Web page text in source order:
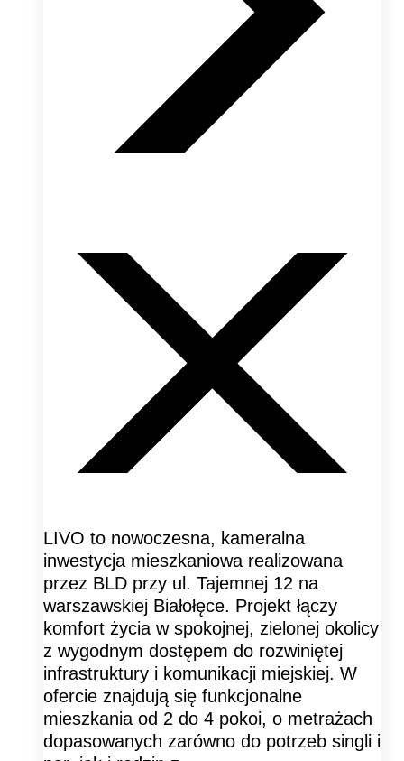
LIVO to nowoczesna, kameralna
inwestycja mieszkaniowa realizowana
przez BLD przy ul. Tajemnej 12 na
warszawskiej Białołęce. Projekt łączy
komfort życia w spokojnej, zielonej okolicy
z wygodnym dostępem do rozwiniętej
infrastruktury i komunikacji miejskiej. W
ofercie znajdują się funkcjonalne
mieszkania od 2 do 4 pokoi, o metrażach
dopasowanych zarówno do potrzeb singli i